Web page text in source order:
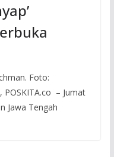
Foto:
POSKITA.co – Jumat
Jawa Tengah